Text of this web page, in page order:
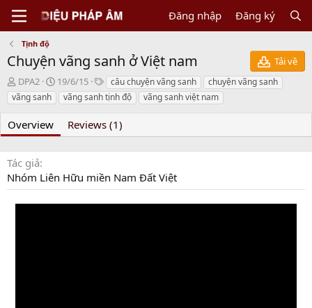
Đăng nhập Đăng ký
Tịnh độ
Chuyện vãng sanh ở Việt nam
Tải về
N
g
ư
i
i
DPA2
C
r
e
d
a
t
19/6/15
T
a
g
câu chuyện vãng sanh
chuyện vãng sanh
vãng sanh
vãng sanh tịnh độ vãng sanh việt nam
Overview Reviews (1)
Tác giả
Nhóm Liên Hữu miền Nam Đất Việt